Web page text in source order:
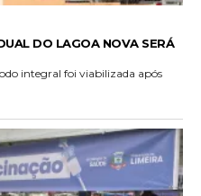
DO LAGOA NOVA SERÁ
integral foi viabilizada após